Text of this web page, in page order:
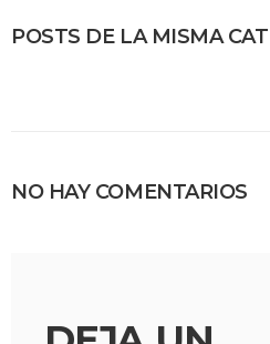
POSTS DE LA MISMA
NO HAY COMENTARIOS